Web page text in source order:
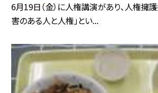
6月19日（金）に人権講演があり、人権擁
害のある人と人権」とい...